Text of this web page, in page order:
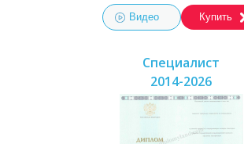
Видео Купить
Специалист
2014-2026